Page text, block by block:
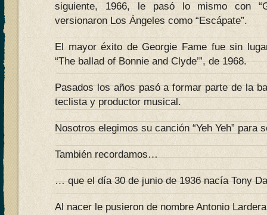
siguiente, 1966, le pasó lo mismo con
versionaron Los Ángeles como “Escápate”.
El mayor éxito de Georgie Fame fue sin
“The ballad of Bonnie and Clyde’”, de 1968.
Pasados los años pasó a formar parte de la
teclista y productor musical.
Nosotros elegimos su canción “Yeh Yeh” para
También recordamos…
… que el día 30 de junio de 1936 nacía Tony
Al nacer le pusieron de nombre Antonio